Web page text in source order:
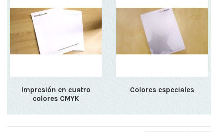
Impresión en cuatro
colores CMYK
Colores especiales